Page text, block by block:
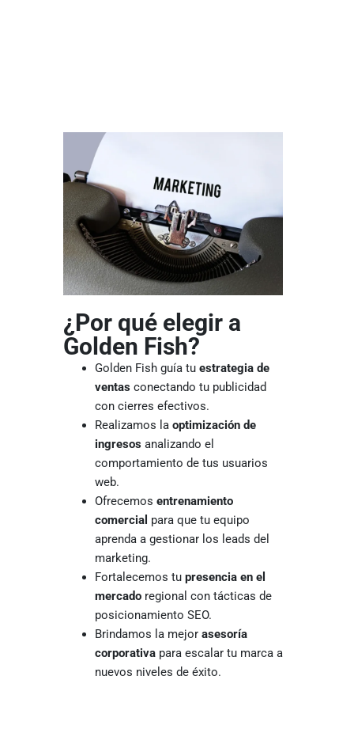
¿Por qué elegir a
Golden Fish?
Golden Fish guía tu estrategia de
ventas conectando tu publicidad
con cierres efectivos.
Realizamos la optimización de
ingresos analizando el
comportamiento de tus usuarios
web.
Ofrecemos entrenamiento
comercial para que tu equipo
aprenda a gestionar los leads del
marketing.
Fortalecemos tu presencia en el
mercado regional con tácticas de
posicionamiento SEO.
Brindamos la mejor asesoría
corporativa para escalar tu marca a
nuevos niveles de éxito.